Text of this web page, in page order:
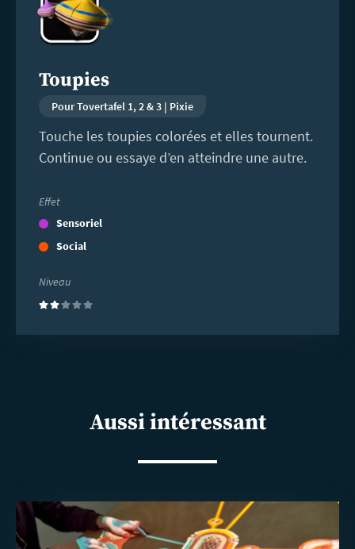
Toupies
Pour Tovertafel 1, 2 & 3 | Pixie
Touche les toupies colorées et elles tournent.
Continue ou essaye d’en atteindre une autre.
Effet
Sensoriel
Social
Niveau
(2)
plus
Aussi intéressant
En
savoir